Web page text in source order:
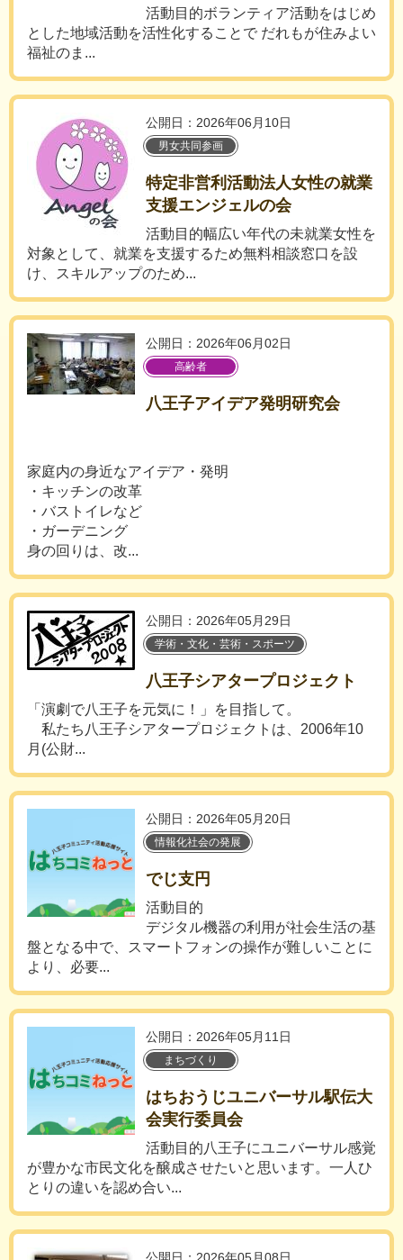
活動目的ボランティア活動をはじめ
とした地域活動を活性化することで だれもが住みよい
福祉のま...
公開日：2026年06月10日
男女共同参画
特定非営利活動法人女性の就業
支援エンジェルの会
活動目的幅広い年代の未就業女性を
対象として、就業を支援するため無料相談窓口を設
け、スキルアップのため...
公開日：2026年06月02日
高齢者
八王子アイデア発明研究会
家庭内の身近なアイデア・発明
・キッチンの改革
・バストイレなど
・ガーデニング
身の回りは、改...
公開日：2026年05月29日
学術・文化・芸術・スポーツ
八王子シアタープロジェクト
「演劇で八王子を元気に！」を目指して。
私たち八王子シアタープロジェクトは、2006年10
月(公財...
公開日：2026年05月20日
情報化社会の発展
でじ支円
活動目的
デジタル機器の利用が社会生活の基
盤となる中で、スマートフォンの操作が難しいことに
より、必要...
公開日：2026年05月11日
まちづくり
はちおうじユニバーサル駅伝大
会実行委員会
活動目的八王子にユニバーサル感覚
が豊かな市民文化を醸成させたいと思います。一人ひ
とりの違いを認め合い...